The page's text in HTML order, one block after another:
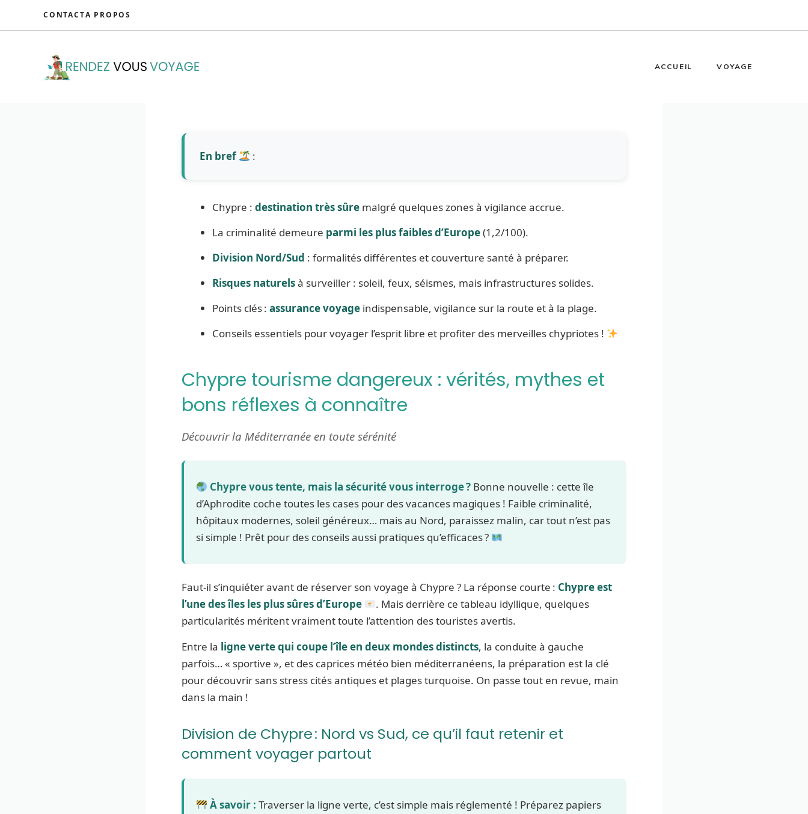
CONTACTA PROPOS
ACCUEIL VOYAGE
En bref :
Chypre : destination très sûre malgré quelques zones à vigilance accrue.
La criminalité demeure parmi les plus faibles d’Europe(1,2/100).
Division Nord/Sud : formalités différentes et couverture santé à préparer.
Risques naturelsà surveiller : soleil, feux, séismes, mais infrastructures solides.
Points clés : assurance voyage indispensable, vigilance sur la route et à la plage.
Conseils essentiels pour voyager l’esprit libre et profiter des merveilles chypriotes !
Chypre tourisme dangereux : vérités, mythes et
bons réflexes à connaître
Découvrir la Méditerranée en toute sérénité
Chypre vous tente, mais la sécurité vous interroge ? Bonne nouvelle : cette île
d’Aphrodite coche toutes les cases pour des vacances magiques ! Faible criminalité,
hôpitaux modernes, soleil généreux… mais au Nord, paraissez malin, car tout n’est pas
si simple ! Prêt pour des conseils aussi pratiques qu’efficaces ?
Faut-il s’inquiéter avant de réserver son voyage à Chypre ? La réponse courte : Chypre est
l’une des îles les plus sûres d’Europe
. Mais derrière ce tableau idyllique, quelques
particularités méritent vraiment toute l’attention des touristes avertis.
Entre la ligne verte qui coupe l’île en deux mondes distincts, la conduite à gauche
parfois… « sportive », et des caprices météo bien méditerranéens, la préparation est la clé
pour découvrir sans stress cités antiques et plages turquoise. On passe tout en revue, main
dans la main !
Division de Chypre : Nord vs Sud, ce qu’il faut retenir et
comment voyager partout
À savoir : Traverser la ligne verte, c’est simple mais réglementé ! Préparez papiers